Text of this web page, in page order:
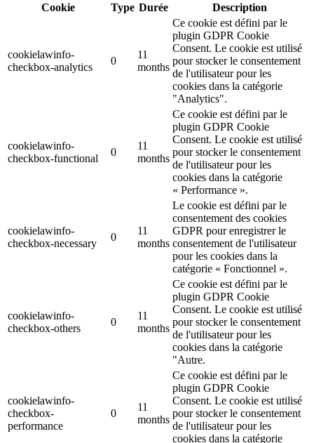
Cookie
Type Durée Description
cookielawinfo-
checkbox-analytics
0
11
months
Ce cookie est défini par le
plugin GDPR Cookie
Consent. Le cookie est utilisé
pour stocker le consentement
de l'utilisateur pour les
cookies dans la catégorie
"Analytics".
cookielawinfo-
checkbox-functional
0
11
months
Ce cookie est défini par le
plugin GDPR Cookie
Consent. Le cookie est utilisé
pour stocker le consentement
de l'utilisateur pour les
cookies dans la catégorie
« Performance ».
cookielawinfo-
checkbox-necessary
0
11
months
Le cookie est défini par le
consentement des cookies
GDPR pour enregistrer le
consentement de l'utilisateur
pour les cookies dans la
catégorie « Fonctionnel ».
cookielawinfo-
checkbox-others
0
11
months
Ce cookie est défini par le
plugin GDPR Cookie
Consent. Le cookie est utilisé
pour stocker le consentement
de l'utilisateur pour les
cookies dans la catégorie
"Autre.
cookielawinfo-
checkbox-
performance
0
11
months
Ce cookie est défini par le
plugin GDPR Cookie
Consent. Le cookie est utilisé
pour stocker le consentement
de l'utilisateur pour les
cookies dans la catégorie